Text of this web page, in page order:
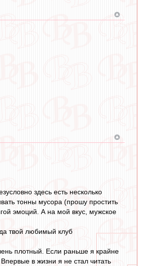
здесь есть несколько
тонны мусора (прошу простить
эмоций. А на мой вкус, мужское
твой любимый клуб
плотный. Если раньше я крайне
в жизни я не стал читать